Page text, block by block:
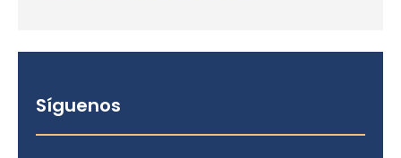
Síguenos